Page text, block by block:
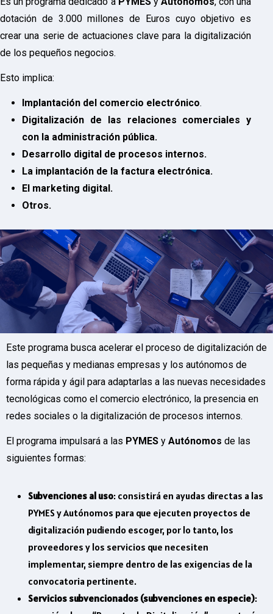
dotación de 3.000 millones de Euros cuyo objetivo es
crear una serie de actuaciones clave para la digitalización
de los pequeños negocios.
Esto implica:
Implantación del comercio electrónico.
Digitalización de las relaciones comerciales y
con la administración pública.
Desarrollo digital de procesos internos.
La implantación de la factura electrónica.
El marketing digital.
Otros.
Este programa busca acelerar el proceso de digitalización de
las pequeñas y medianas empresas y los autónomos de
forma rápida y ágil para adaptarlas a las nuevas necesidades
tecnológicas como el comercio electrónico, la presencia en
redes sociales o la digitalización de procesos internos.
El programa impulsará a las PYMES y Autónomos de las
siguientes formas:
Subvenciones al uso: consistirá en ayudas directas a las
PYMES y Autónomos para que ejecuten proyectos de
digitalización pudiendo escoger, por lo tanto, los
proveedores y los servicios que necesiten
implementar, siempre dentro de las exigencias de la
convocatoria pertinente.
Servicios subvencionados (subvenciones en especie):